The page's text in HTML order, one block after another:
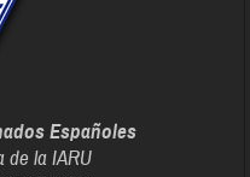
Españoles
de la IARU